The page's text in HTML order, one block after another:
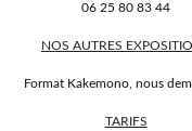
06 25 80 83 44
NOS AUTRES
Format Kakemono, nous
TARIFS